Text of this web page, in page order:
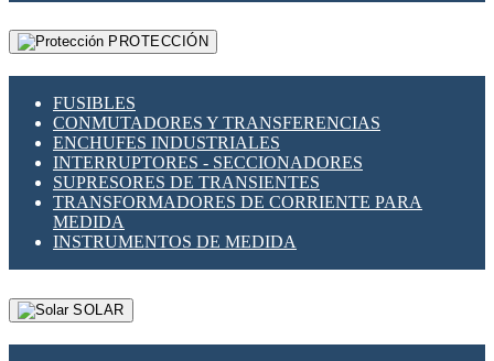
PROTECCIÓN
FUSIBLES
CONMUTADORES Y TRANSFERENCIAS
ENCHUFES INDUSTRIALES
INTERRUPTORES - SECCIONADORES
SUPRESORES DE TRANSIENTES
TRANSFORMADORES DE CORRIENTE PARA
MEDIDA
INSTRUMENTOS DE MEDIDA
SOLAR